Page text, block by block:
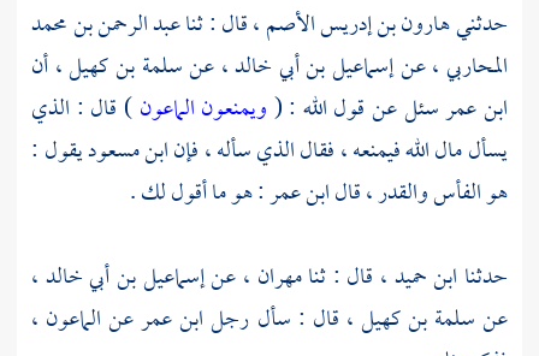
حدثنيهارون بن إدريس الأصم، قال : ثناعبد الرحمن بن محمد
المحاربي، عنإسماعيل بن أبي خالد، عنسلمة بن كهيل، أن
ابن عمرسئل عن قول الله : (ويمنعون الماعون) قال : الذي
يسأل مال الله فيمنعه ، فقال الذي سأله ، فإنابن مسعوديقول :
هو الفأس والقدر ، قالابن عمر: هو ما أقول لك .
حدثنا ابن حميد ، قال : ثنامهران ،عنإسماعيل بن أبي خالد،
عنسلمة بن كهيل، قال : سأل رجلابن عمرعن الماعون ،